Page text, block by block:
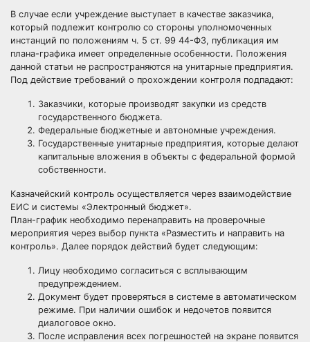
В случае если учреждение выступает в качестве заказчика,
который подлежит контролю со стороны уполномоченных
инстанций по положениям ч. 5 ст. 99 44-ФЗ, публикация им
плана-графика имеет определенные особенности. Положения
данной статьи не распространяются на унитарные предприятия.
Под действие требований о прохождении контроля подпадают:
Заказчики, которые производят закупки из средств
государственного бюджета.
Федеральные бюджетные и автономные учреждения.
Государственные унитарные предприятия, которые делают
капитальные вложения в объекты с федеральной формой
собственности.
Казначейский контроль осуществляется через взаимодействие
ЕИС и системы «Электронный бюджет».
План-график необходимо перенаправить на проверочные
мероприятия через выбор пункта «Разместить и направить на
контроль». Далее порядок действий будет следующим:
Лицу необходимо согласиться с всплывающим
предупреждением.
Документ будет проверяться в системе в автоматическом
режиме. При наличии ошибок и недочетов появится
диалоговое окно.
После исправления всех погрешностей на экране появится